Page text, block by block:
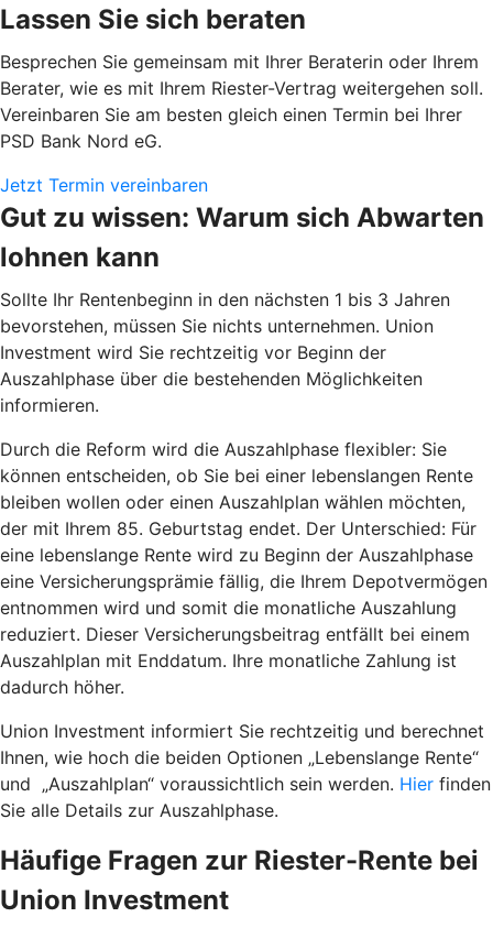
Lassen Sie sich beraten
Besprechen Sie gemeinsam mit Ihrer Beraterin oder Ihrem
Berater, wie es mit Ihrem Riester-Vertrag weitergehen soll.
Vereinbaren Sie am besten gleich einen Termin bei Ihrer
PSD Bank Nord eG.
Jetzt Termin vereinbaren
Gut zu wissen: Warum sich Abwarten
lohnen kann
Sollte Ihr Rentenbeginn in den nächsten 1 bis 3 Jahren
bevorstehen, müssen Sie nichts unternehmen. Union
Investment wird Sie rechtzeitig vor Beginn der
Auszahlphase über die bestehenden Möglichkeiten
informieren.
Durch die Reform wird die Auszahlphase flexibler: Sie
können entscheiden, ob Sie bei einer lebenslangen Rente
bleiben wollen oder einen Auszahlplan wählen möchten,
der mit Ihrem 85. Geburtstag endet. Der Unterschied: Für
eine lebenslange Rente wird zu Beginn der Auszahlphase
eine Versicherungsprämie fällig, die Ihrem Depotvermögen
entnommen wird und somit die monatliche Auszahlung
reduziert. Dieser Versicherungsbeitrag entfällt bei einem
Auszahlplan mit Enddatum. Ihre monatliche Zahlung ist
dadurch höher.
Union Investment informiert Sie rechtzeitig und berechnet
Ihnen, wie hoch die beiden Optionen „Lebenslange Rente“
und „Auszahlplan“ voraussichtlich sein werden. Hier finden
Sie alle Details zur Auszahlphase.
Häufige Fragen zur Riester-Rente bei
Union Investment